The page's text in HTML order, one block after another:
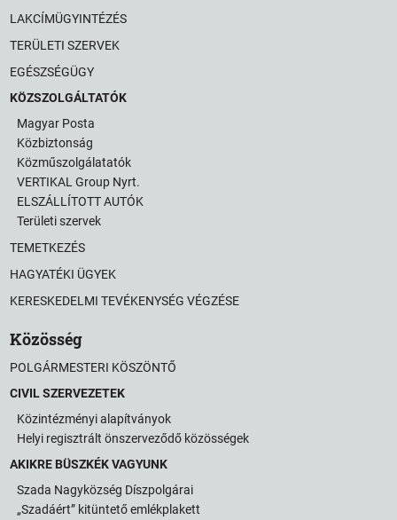
LAKCÍMÜGYINTÉZÉS
TERÜLETI SZERVEK
EGÉSZSÉGÜGY
KÖZSZOLGÁLTATÓK
Magyar Posta
Közbiztonság
Közműszolgálatatók
VERTIKAL Group Nyrt.
ELSZÁLLÍTOTT AUTÓK
Területi szervek
TEMETKEZÉS
HAGYATÉKI ÜGYEK
KERESKEDELMI TEVÉKENYSÉG VÉGZÉSE
Közösség
POLGÁRMESTERI KÖSZÖNTŐ
CIVIL SZERVEZETEK
Közintézményi alapítványok
Helyi regisztrált önszerveződő közösségek
AKIKRE BÜSZKÉK VAGYUNK
Szada Nagyközség Díszpolgárai
„Szadáért” kitüntető emlékplakett